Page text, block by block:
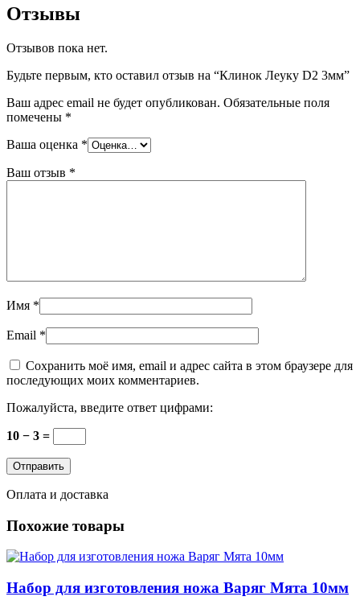
Отзывы
Отзывов пока нет.
Будьте первым, кто оставил отзыв на “Клинок Леуку D2 3мм”
Ваш адрес email не будет опубликован. Обязательные поля
помечены *
Ваша оценка *
Ваш отзыв *
Имя *
Email *
Сохранить моё имя, email и адрес сайта в этом браузере для
последующих моих комментариев.
Пожалуйста, введите ответ цифрами:
10 − 3 =
Оплата и доставка
Похожие товары
Набор для изготовления ножа Варяг Мята 10мм